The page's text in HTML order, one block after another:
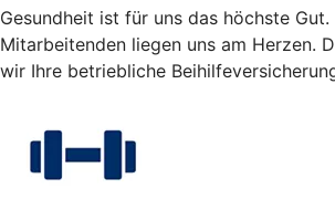
Gesundheit ist für uns das höchste Gut.
Mitarbeitenden liegen uns am Herzen.
wir Ihre betriebliche